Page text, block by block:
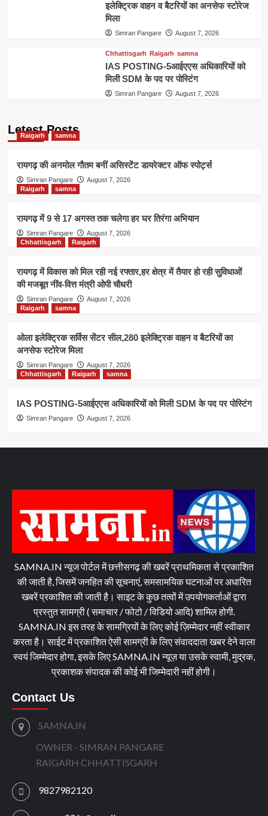
इलेक्ट्रिक वाहन व बैटरियों का अनसेफ स्टोरेज
मिला
Simran Pangare August 7, 2026
Chhattisgarh Raigarh samna
IAS POSTING-5आईएएस अधिकारियों को
मिली SDM के पद पर पोस्टिंग
Simran Pangare August 7, 2026
Letest Posts
Raigarh samna
रायगढ़ की अनमोल गौतम बनीं असिस्टेंट डायरेक्टर ऑफ स्पोर्ट्स
Simran Pangare
August 7, 2026
Raigarh
samna
रायगढ़ में 9 से 17 अगस्त तक चलेगा हर घर तिरंगा अभियान
Simran Pangare
August 7, 2026
Chhattisgarh
Raigarh
रायगढ़ में विकास को मिल रही नई रफ्तार,हर क्षेत्र में तैयार हो रही सुविधाओं
की मजबूत नींव-वित्त मंत्री ओपी चौधरी
Simran Pangare
August 7, 2026
Raigarh
samna
ओला इलेक्ट्रिक सर्विस सेंटर सील,280 इलेक्ट्रिक वाहन व बैटरियों का
अनसेफ स्टोरेज मिला
Simran Pangare
August 7, 2026
Chhattisgarh
Raigarh samna
IAS POSTING-5आईएएस अधिकारियों को मिली SDM के पद पर पोस्टिंग
Simran Pangare August 7, 2026
SAMNA.IN न्यूज पोर्टल में छत्तीसगढ़ की खबरें प्राथमिकता से प्रकाशित
की जाती है, जिसमें जनहित की सूचनाएं, समसामयिक घटनाओं पर अधारित
खबरें प्रकाशित की जाती है। साइट के कुछ तत्वों में उपयोगकर्ताओं द्वारा
प्रस्तुत सामग्री ( समाचार / फोटो / विडियो आदि) शामिल होगी.
SAMNA.IN इस तरह के सामग्रियों के लिए कोई ज़िम्मेदार नहीं स्वीकार
करता है। साईट में प्रकाशित ऐसी सामग्री के लिए संवाददाता खबर देने वाला
स्वयं जिम्मेदार होगा, इसके लिए SAMNA.IN न्यूज़ या उसके स्वामी, मुद्रक,
प्रकाशक संपादक की कोई भी जिम्मेदारी नहीं होगी।
Contact Us
SAMNA.IN
OWNER - SIMRAN PANGARE
RAIGARH CHHATTISGARH
9827982120